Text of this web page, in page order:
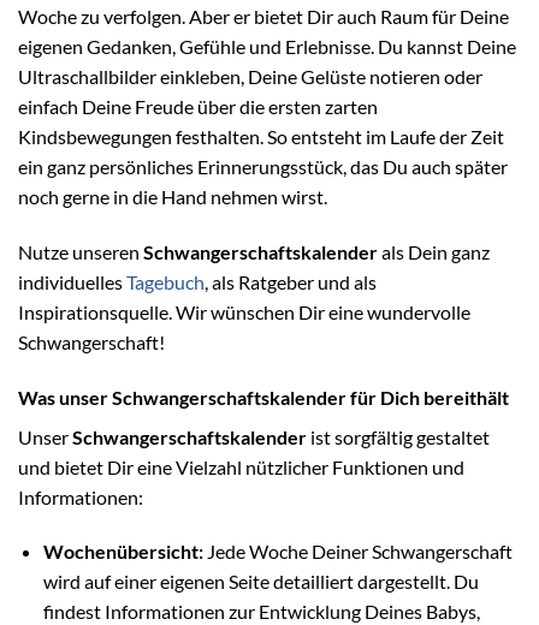
Woche zu verfolgen. Aber er bietet Dir auch Raum für Deine
eigenen Gedanken, Gefühle und Erlebnisse. Du kannst Deine
Ultraschallbilder einkleben, Deine Gelüste notieren oder
einfach Deine Freude über die ersten zarten
Kindsbewegungen festhalten. So entsteht im Laufe der Zeit
ein ganz persönliches Erinnerungsstück, das Du auch später
noch gerne in die Hand nehmen wirst.
Nutze unseren Schwangerschaftskalenderals Dein ganz
individuellesTagebuch, als Ratgeber und als
Inspirationsquelle. Wir wünschen Dir eine wundervolle
Schwangerschaft!
Was unser Schwangerschaftskalender für Dich bereithält
UnserSchwangerschaftskalender ist sorgfältig gestaltet
und bietet Dir eine Vielzahl nützlicher Funktionen und
Informationen:
Wochenübersicht:Jede Woche Deiner Schwangerschaft
wird auf einer eigenen Seite detailliert dargestellt. Du
findest Informationen zur Entwicklung Deines Babys,